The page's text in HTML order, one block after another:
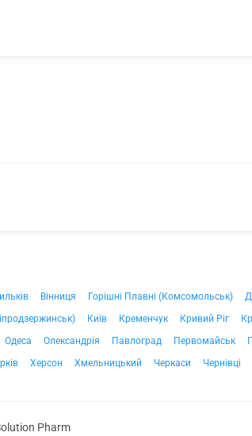
Вінниця Горішні Плавні (Комсомольськ)
Київ Кременчук Кривий Ріг
Одеса Олександрія Павлоград Первомайськ
Херсон Хмельницький Черкаси Чернівці
Pharm